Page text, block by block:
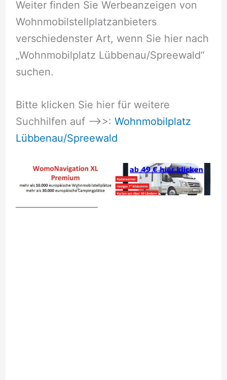
Weiter finden Sie Werbeanzeigen von
Wohnmobilstellplatzanbieters
verschiedenster Art, wenn Sie hier nach
„Wohnmobilplatz Lübbenau/Spreewald“
suchen.
Bitte klicken Sie hier für weitere
Suchhilfen auf –>>: Wohnmobilplatz
Lübbenau/Spreewald